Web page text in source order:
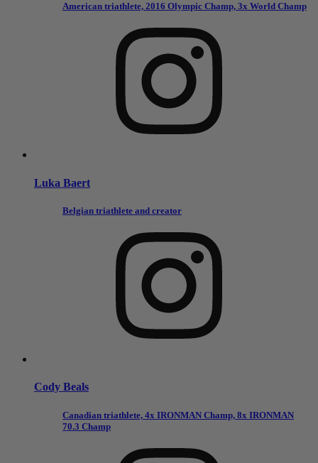
American triathlete, 2016 Olympic Champ, 3x World Champ
Luka Baert
Belgian triathlete and creator
Cody Beals
Canadian triathlete, 4x IRONMAN Champ, 8x IRONMAN
70.3 Champ